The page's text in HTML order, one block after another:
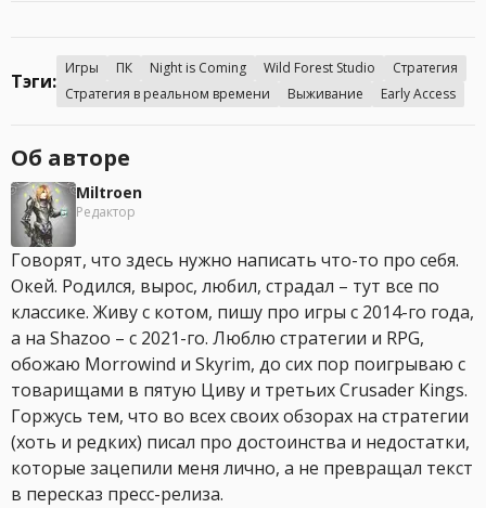
Тэги:
Игры ПК Night is Coming Wild Forest Studio
Стратегия
Стратегия в реальном времени
Выживание Early Access
Об авторе
Miltroen
Редактор
Говорят, что здесь нужно написать что-то про себя.
Окей. Родился, вырос, любил, страдал – тут все по
классике. Живу с котом, пишу про игры с 2014-го года,
а на Shazoo – с 2021-го. Люблю стратегии и RPG,
обожаю Morrowind и Skyrim, до сих пор поигрываю с
товарищами в пятую Циву и третьих Crusader Kings.
Горжусь тем, что во всех своих обзорах на стратегии
(хоть и редких) писал про достоинства и недостатки,
которые зацепили меня лично, а не превращал текст
в пересказ пресс-релиза.